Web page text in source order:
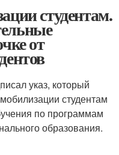
студентам.
от
указ, который
студентам
по программам
образования.